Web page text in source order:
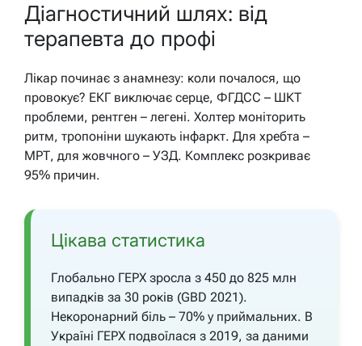
Діагностичний шлях: від
терапевта до профі
Лікар починає з анамнезу: коли почалося, що
провокує? ЕКГ виключає серце, ФГДСС – ШКТ
проблеми, рентген – легені. Холтер моніторить
ритм, тропоніни шукають інфаркт. Для хребта –
МРТ, для жовчного – УЗД. Комплекс розкриває
95% причин.
Цікава статистика
Глобально ГЕРХ зросла з 450 до 825 млн
випадків за 30 років (GBD 2021).
Некоронарний біль – 70% у приймальних. В
Україні ГЕРХ подвоїлася з 2019, за даними